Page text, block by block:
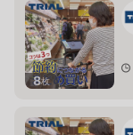
8枚